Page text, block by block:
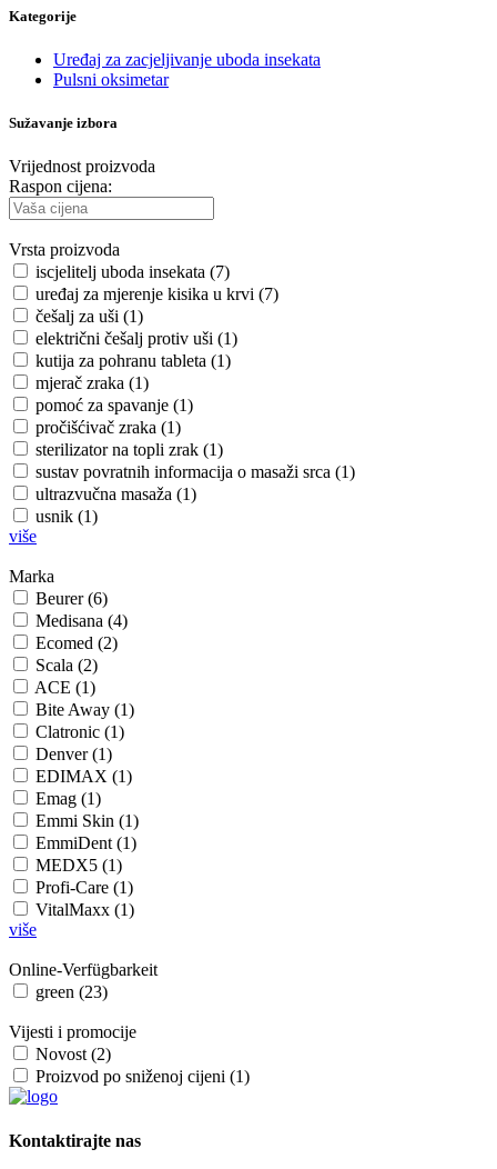
Kategorije
Uređaj za zacjeljivanje uboda insekata
Pulsni oksimetar
Sužavanje izbora
Vrijednost proizvoda
Raspon cijena:
Vrsta proizvoda
iscjelitelj uboda insekata (7)
uređaj za mjerenje kisika u krvi (7)
češalj za uši (1)
električni češalj protiv uši (1)
kutija za pohranu tableta (1)
mjerač zraka (1)
pomoć za spavanje (1)
pročišćivač zraka (1)
sterilizator na topli zrak (1)
sustav povratnih informacija o masaži srca (1)
ultrazvučna masaža (1)
usnik (1)
više
Marka
Beurer (6)
Medisana (4)
Ecomed (2)
Scala (2)
ACE (1)
Bite Away (1)
Clatronic (1)
Denver (1)
EDIMAX (1)
Emag (1)
Emmi Skin (1)
EmmiDent (1)
MEDX5 (1)
Profi-Care (1)
VitalMaxx (1)
više
Online-Verfügbarkeit
green (23)
Vijesti i promocije
Novost (2)
Proizvod po sniženoj cijeni (1)
Kontaktirajte nas